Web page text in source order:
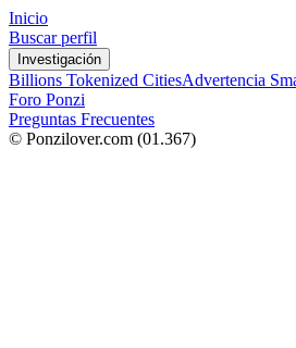
Inicio
Buscar perfil
Investigación
Billions Tokenized CitiesAdvertencia
Foro Ponzi
Preguntas Frecuentes
© Ponzilover.com (01.367)